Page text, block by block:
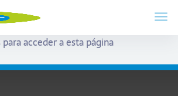
acceder a esta página